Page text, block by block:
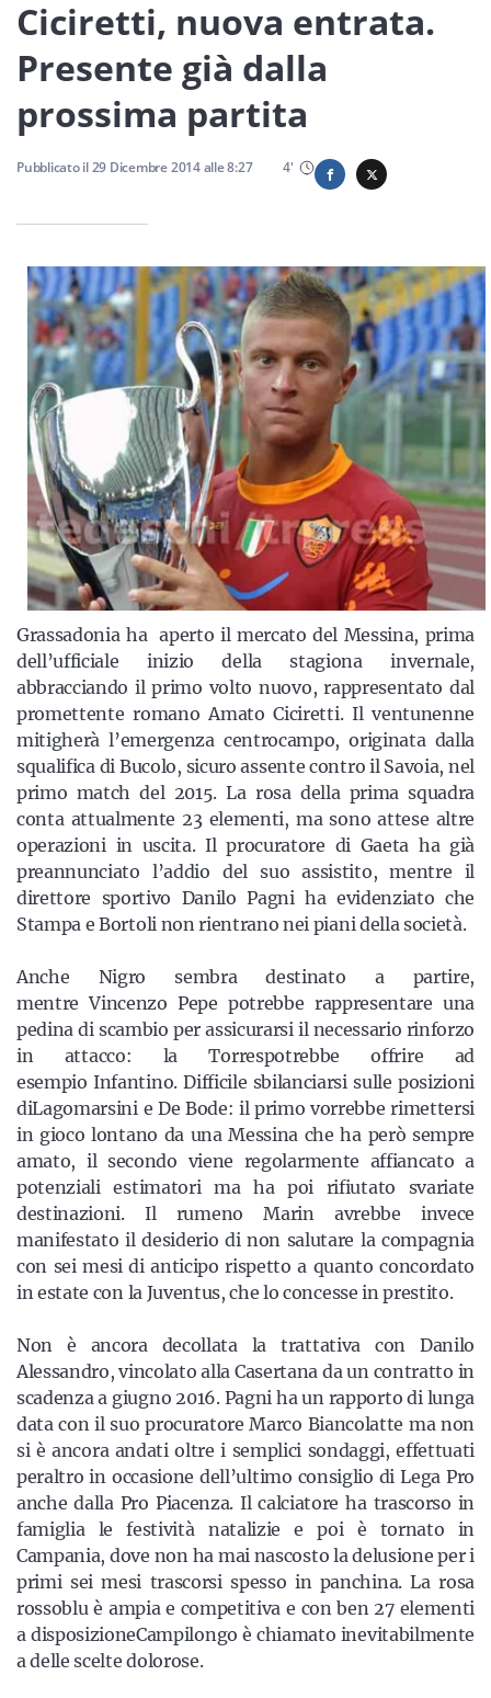
Servizi
nostra newsletter
Iscriviti
Ciciretti, nuova entrata.
Presente già dalla
prossima partita
Pubblicato il29 Dicembre 2014alle8:27 4'
Grassadonia ha aperto il mercato del Messina, prima
dell’ufficiale inizio della stagiona invernale,
abbracciando il primo volto nuovo, rappresentato dal
promettente romano Amato Ciciretti. Il ventunenne
mitigherà l’emergenza centrocampo, originata dalla
squalifica di Bucolo, sicuro assente contro il Savoia, nel
primo match del 2015. La rosa della prima squadra
conta attualmente 23 elementi, ma sono attese altre
operazioni in uscita. Il procuratore di Gaeta ha già
preannunciato l’addio del suo assistito, mentre il
direttore sportivo Danilo Pagni ha evidenziato che
Stampa e Bortoli non rientrano nei piani della società.
Anche Nigro sembra destinato a partire,
mentre Vincenzo Pepe potrebbe rappresentare una
pedina di scambio per assicurarsi il necessario rinforzo
in attacco: la Torrespotrebbe offrire ad
esempio Infantino. Difficile sbilanciarsi sulle posizioni
diLagomarsini e De Bode: il primo vorrebbe rimettersi
in gioco lontano da una Messina che ha però sempre
amato, il secondo viene regolarmente affiancato a
potenziali estimatori ma ha poi rifiutato svariate
destinazioni. Il rumeno Marin avrebbe invece
manifestato il desiderio di non salutare la compagnia
con sei mesi di anticipo rispetto a quanto concordato
in estate con la Juventus, che lo concesse in prestito.
Non è ancora decollata la trattativa con Danilo
Alessandro, vincolato alla Casertana da un contratto in
scadenza a giugno 2016. Pagni ha un rapporto di lunga
data con il suo procuratore Marco Biancolatte ma non
si è ancora andati oltre i semplici sondaggi, effettuati
peraltro in occasione dell’ultimo consiglio di Lega Pro
anche dalla Pro Piacenza. Il calciatore ha trascorso in
famiglia le festività natalizie e poi è tornato in
Campania, dove non ha mai nascosto la delusione per i
primi sei mesi trascorsi spesso in panchina. La rosa
rossoblu è ampia e competitiva e con ben 27 elementi
a disposizioneCampilongo è chiamato inevitabilmente
a delle scelte dolorose.